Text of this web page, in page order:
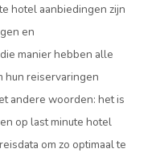
hotel aanbiedingen zijn
en
manier hebben alle
hun reiservaringen
andere woorden: het is
op last minute hotel
om zo optimaal te